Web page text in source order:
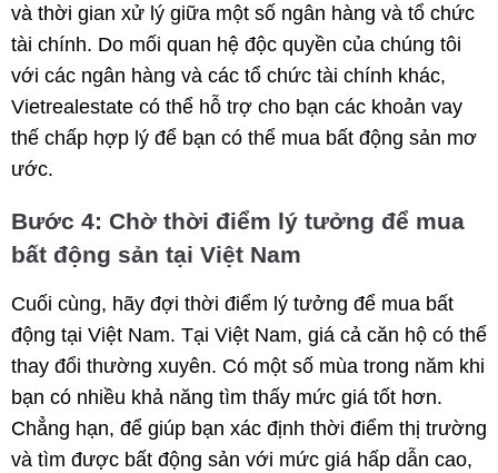
và thời gian xử lý giữa một số ngân hàng và tổ chức
tài chính. Do mối quan hệ độc quyền của chúng tôi
với các ngân hàng và các tổ chức tài chính khác,
Vietrealestate có thể hỗ trợ cho bạn các khoản vay
thế chấp hợp lý để bạn có thể mua bất động sản mơ
ước.
Bước 4: Chờ thời điểm lý tưởng để mua
bất động sản tại Việt Nam
Cuối cùng, hãy đợi thời điểm lý tưởng để mua bất
động tại Việt Nam. Tại Việt Nam, giá cả căn hộ có thể
thay đổi thường xuyên. Có một số mùa trong năm khi
bạn có nhiều khả năng tìm thấy mức giá tốt hơn.
Chẳng hạn, để giúp bạn xác định thời điểm thị trường
và tìm được bất động sản với mức giá hấp dẫn cao,